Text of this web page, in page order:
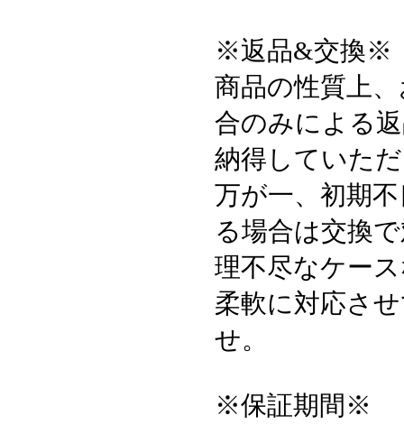
※返品&交換※
商品の性質上
合のみによる
納得していた
万が一、初期
る場合は交換
理不尽なケー
柔軟に対応さ
せ。
※保証期間※